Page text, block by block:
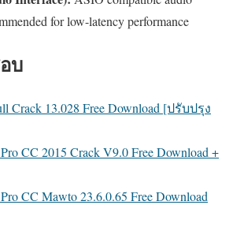
for low-latency performance
บ
Crack 13.028 Free Download [ปรับปรุง
CC 2015 Crack V9.0 Free Download +
CC Mawto 23.6.0.65 Free Download